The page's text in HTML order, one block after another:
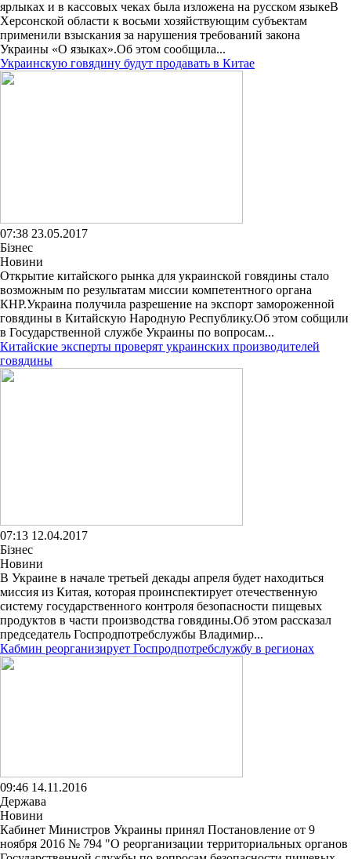
ярлыках и в кассовых чеках была изложена на русском языкеВ
Херсонской области к восьми хозяйствующим субъектам
применили взыскания за нарушения требований закона
Украины «О языках».Об этом сообщила...
Украинскую говядину будут продавать в Китае
07:38 23.05.2017
Бізнес
Новини
Открытие китайского рынка для украинской говядины стало
возможным по результатам миссии компетентного органа
КНР.Украина получила разрешение на экспорт замороженной
говядины в Китайскую Народную Республику.Об этом собщили
в Государственной службе Украины по вопросам...
Китайские эксперты проверят украинских производителей
говядины
07:13 12.04.2017
Бізнес
Новини
В Украине в начале третьей декады апреля будет находиться
миссия из Китая, которая проинспектирует отечественную
систему государственного контроля безопасности пищевых
продуктов в части производства говядины.Об этом рассказал
председатель Госпродпотребслужбы Владимир...
Кабмин реорганизирует Госпродпотребслужбу в регионах
09:46 14.11.2016
Держава
Новини
Кабинет Министров Украины принял Постановление от 9
ноября 2016 № 794 "О реорганизации территориальных органов